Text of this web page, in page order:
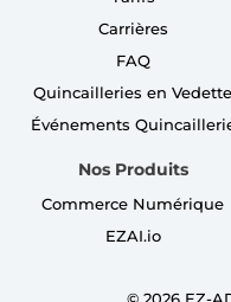
Nos Produits
Commerce Numérique
EZAI.io
Carrières
FAQ
Quincailleries en Vedette
Événements